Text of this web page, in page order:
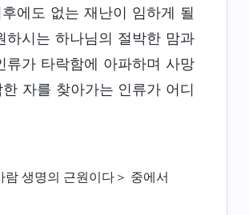
에도 없는 재난이 임하게 될
시는 하나님의 절박한 맘과
가 타락함에 아파하며 사망
자를 찾아가는 인류가 어디
생명의 근원이다＞ 중에서